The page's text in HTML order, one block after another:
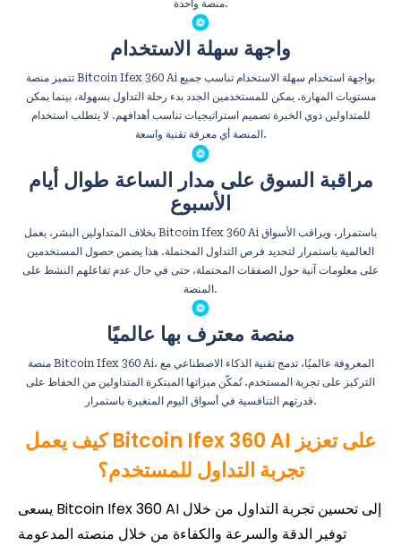
منصة واحدة.
واجهة سهلة الاستخدام
تتميز منصة Bitcoin Ifex 360 Ai بواجهة استخدام سهلة الاستخدام تناسب جميع
مستويات المهارة. يمكن للمستخدمين الجدد بدء رحلة التداول بسهولة، بينما يمكن
للمتداولين ذوي الخبرة تصميم استراتيجيات تناسب أهدافهم. لا يتطلب استخدام
المنصة أي معرفة تقنية واسعة.
مراقبة السوق على مدار الساعة طوال أيام
الأسبوع
بخلاف المتداولين البشر، يعمل Bitcoin Ifex 360 Ai باستمرار، ويراقب الأسواق
العالمية باستمرار لتحديد فرص التداول المحتملة. هذا يضمن حصول المستخدمين
على معلومات آنية حول الصفقات المحتملة، حتى في حال عدم تفاعلهم النشط على
المنصة.
منصة معترف بها عالميًا
منصة Bitcoin Ifex 360 Ai، المعروفة عالميًا، تدمج تقنية الذكاء الاصطناعي مع
التركيز على تجربة المستخدم. تُمكّن ميزاتها المبتكرة المتداولين من الحفاظ على
قدرتهم التنافسية في أسواق اليوم المتغيرة باستمرار.
كيف يعمل Bitcoin Ifex 360 AI على تعزيز
تجربة التداول للمستخدم؟
يسعى Bitcoin Ifex 360 AI إلى تحسين تجربة التداول من خلال
توفير الدقة والسرعة والكفاءة من خلال منصته المدعومة